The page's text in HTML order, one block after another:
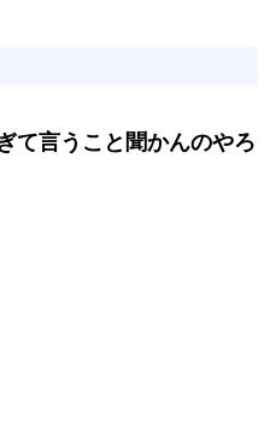
て言うこと聞かんのやろ